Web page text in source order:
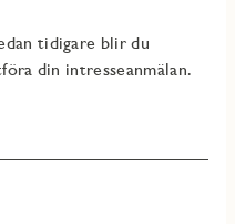
tidigare blir du
din intresseanmälan.